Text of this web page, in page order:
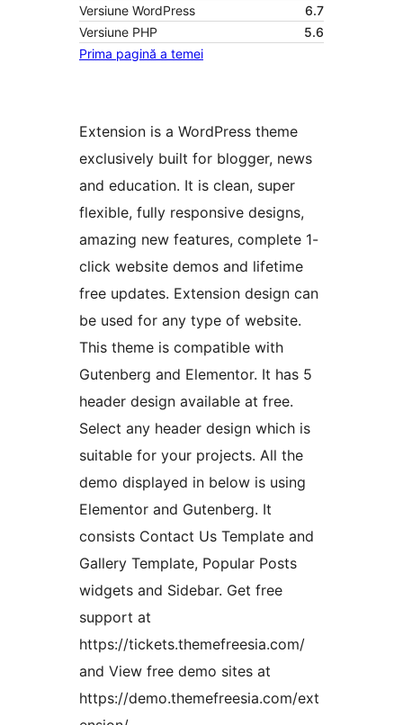
Versiune WordPress
6.7
Versiune PHP
5.6
Prima pagină a temei
Extension is a WordPress theme
exclusively built for blogger, news
and education. It is clean, super
flexible, fully responsive designs,
amazing new features, complete 1-
click website demos and lifetime
free updates. Extension design can
be used for any type of website.
This theme is compatible with
Gutenberg and Elementor. It has 5
header design available at free.
Select any header design which is
suitable for your projects. All the
demo displayed in below is using
Elementor and Gutenberg. It
consists Contact Us Template and
Gallery Template, Popular Posts
widgets and Sidebar. Get free
support at
https://tickets.themefreesia.com/
and View free demo sites at
https://demo.themefreesia.com/ext